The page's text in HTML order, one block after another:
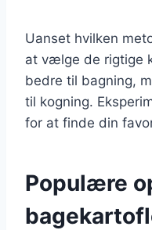
Uanset hvilken
at vælge de rigtige
bedre til bagning,
til kogning.
for at finde din
Populære